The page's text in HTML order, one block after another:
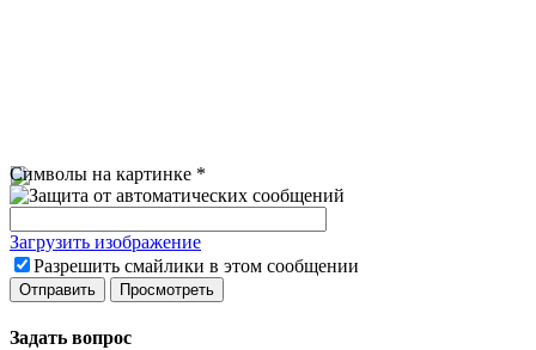
Символы на картинке *
Загрузить изображение
Разрешить смайлики в этом сообщении
Задать вопрос